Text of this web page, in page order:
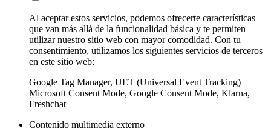
Al aceptar estos servicios, podemos ofrecerte características
que van más allá de la funcionalidad básica y te permiten
utilizar nuestro sitio web con mayor comodidad. Con tu
consentimiento, utilizamos los siguientes servicios de terceros
en este sitio web:
Google Tag Manager, UET (Universal Event Tracking)
Microsoft Consent Mode, Google Consent Mode, Klarna,
Freshchat
Contenido multimedia externo